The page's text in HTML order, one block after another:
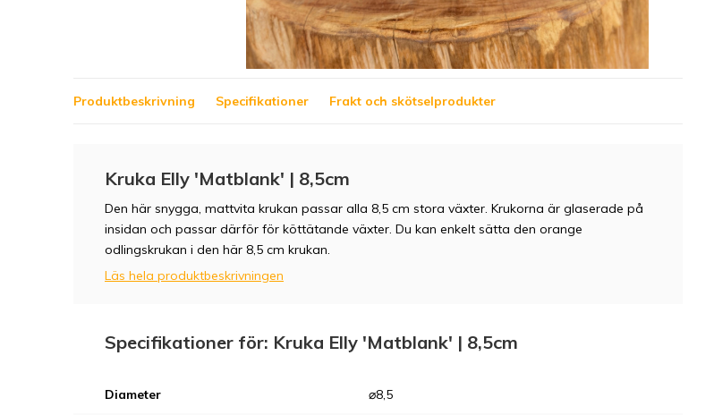
Produktbeskrivning Specifikationer Frakt och skötselprodukter
Kruka Elly 'Matblank' | 8,5cm
Den här snygga, mattvita krukan passar alla 8,5 cm stora växter. Krukorna är glaserade på
insidan och passar därför för köttätande växter. Du kan enkelt sätta den orange
odlingskrukan i den här 8,5 cm krukan.
Läs hela produktbeskrivningen
Specifikationer för: Kruka Elly 'Matblank' | 8,5cm
Diameter ⌀8,5